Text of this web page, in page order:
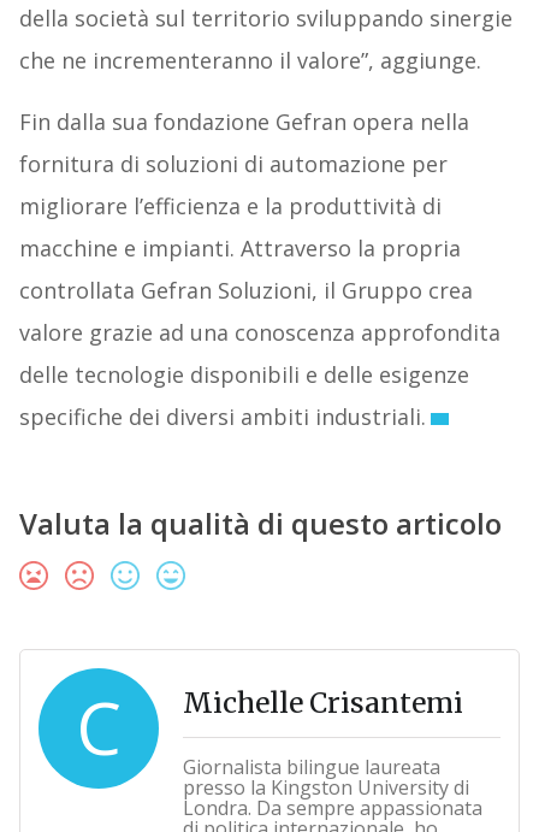
della società sul territorio sviluppando sinergie
che ne incrementeranno il valore”, aggiunge.
Fin dalla sua fondazione Gefran opera nella
fornitura di soluzioni di automazione per
migliorare l’efficienza e la produttività di
macchine e impianti. Attraverso la propria
controllata Gefran Soluzioni, il Gruppo crea
valore grazie ad una conoscenza approfondita
delle tecnologie disponibili e delle esigenze
specifiche dei diversi ambiti industriali.
Valuta la qualità di questo articolo
C Michelle Crisantemi
Giornalista bilingue laureata
presso la Kingston University di
Londra. Da sempre appassionata